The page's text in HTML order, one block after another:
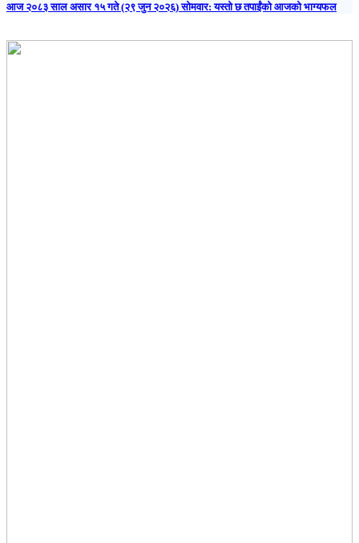
आज २०८३ साल असार १५ गते (२९ जुन २०२६) साेमवार: यस्तो छ तपाईंको आजको भाग्यफल